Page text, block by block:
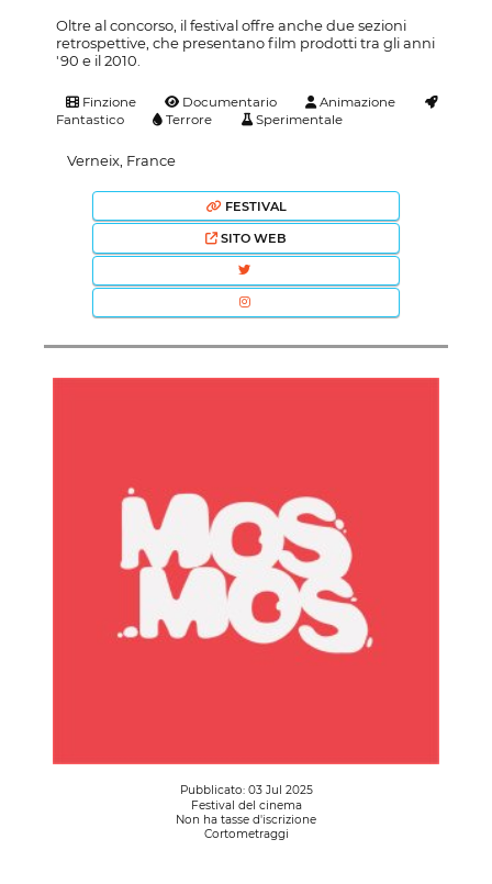
Oltre al concorso, il festival offre anche due sezioni
retrospettive, che presentano film prodotti tra gli anni
'90 e il 2010.
Finzione Documentario
Animazione
Fantastico
Terrore Sperimentale
Verneix, France
FESTIVAL
SITO WEB
Pubblicato: 03 Jul 2025
Festival del cinema
Non ha tasse d'iscrizione
Cortometraggi